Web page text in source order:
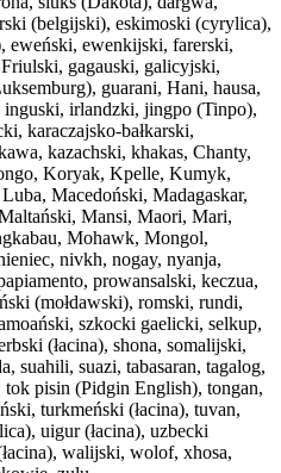
(belgijski), eskimoski (cyrylica),
eweński, ewenkijski, farerski,
gagauski, galicyjski,
guarani, Hani, hausa,
irlandzki, jingpo (Tinpo),
karaczajsko-bałkarski,
kazachski, khakas, Chanty,
Koryak, Kpelle, Kumyk,
Macedoński, Madagaskar,
Mansi, Maori, Mari,
Mohawk, Mongol,
nivkh, nogay, nyanja,
prowansalski, keczua,
(mołdawski), romski, rundi,
szkocki gaelicki, selkup,
(łacina), shona, somalijski,
suahili, suazi, tabasaran, tagalog,
pisin (Pidgin English), tongan,
turkmeński (łacina), tuvan,
uigur (łacina), uzbecki
walijski, wolof, xhosa,